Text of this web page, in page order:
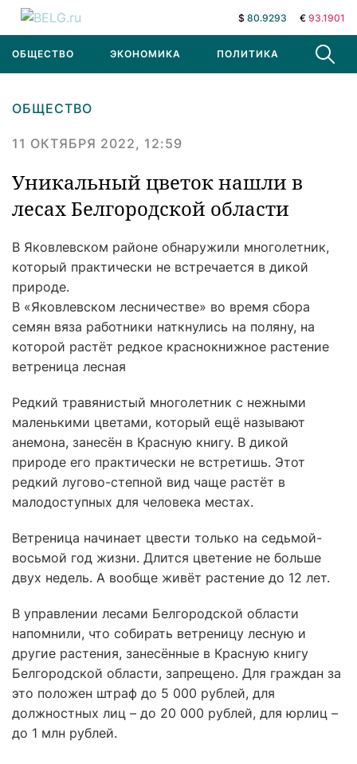
$ 80.9293 € 93.1901
ОБЩЕСТВО ЭКОНОМИКА ПОЛИТИКА В МИРЕ
ОБЩЕСТВО
11 ОКТЯБРЯ 2022, 12:59
Уникальный цветок нашли в
лесах Белгородской области
В Яковлевском районе обнаружили многолетник,
который практически не встречается в дикой
природе.
В «Яковлевском лесничестве» во время сбора
семян вяза работники наткнулись на поляну, на
которой растёт редкое краснокнижное растение
ветреница лесная
Редкий травянистый многолетник с нежными
маленькими цветами, который ещё называют
анемона, занесён в Красную книгу. В дикой
природе его практически не встретишь. Этот
редкий лугово-степной вид чаще растёт в
малодоступных для человека местах.
Ветреница начинает цвести только на седьмой-
восьмой год жизни. Длится цветение не больше
двух недель. А вообще живёт растение до 12 лет.
В управлении лесами Белгородской области
напомнили, что собирать ветреницу лесную и
другие растения, занесённые в Красную книгу
Белгородской области, запрещено. Для граждан за
это положен штраф до 5 000 рублей, для
должностных лиц – до 20 000 рублей, для юрлиц –
до 1 млн рублей.